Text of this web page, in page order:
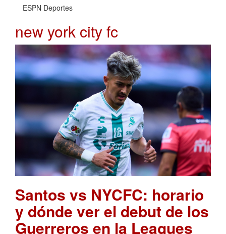
ESPN Deportes
new york city fc
Santos vs NYCFC: horario
y dónde ver el debut de los
Guerreros en la Leagues